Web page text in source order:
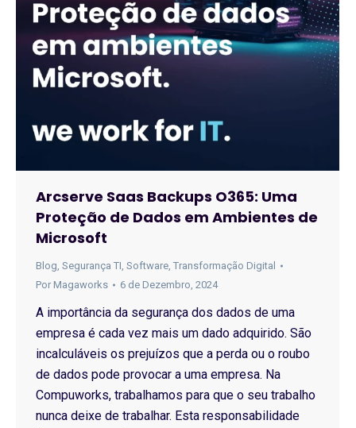
Arcserve Saas Backups O365: Uma
Proteção de Dados em Ambientes de
Microsoft
Blog, Segurança TI, Software, Transformação Digital
Por Magaworks 6 de Dezembro, 2024
A importância da segurança dos dados de uma
empresa é cada vez mais um dado adquirido. São
incalculáveis os prejuízos que a perda ou o roubo
de dados pode provocar a uma empresa. Na
Compuworks, trabalhamos para que o seu trabalho
nunca deixe de trabalhar. Esta responsabilidade